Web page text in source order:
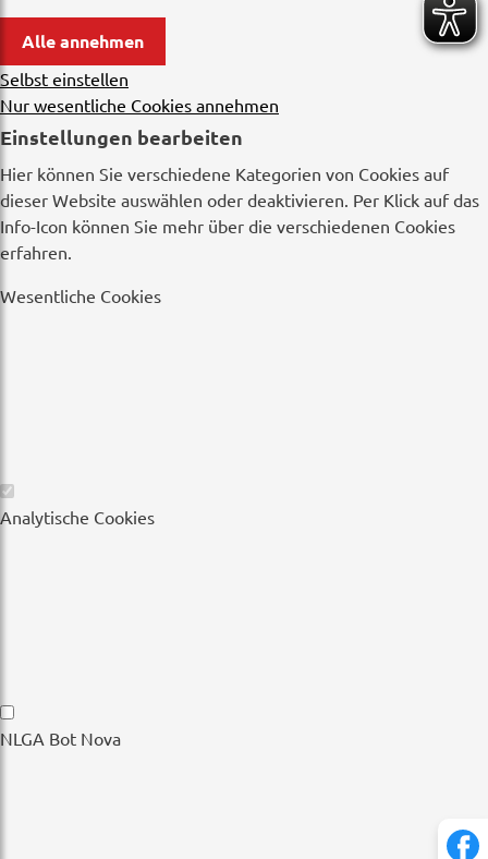
Alle annehmen
Selbst einstellen
Nur wesentliche Cookies annehmen
Einstellungen bearbeiten
Hier können Sie verschiedene Kategorien von Cookies auf
dieser Website auswählen oder deaktivieren. Per Klick auf das
Info-Icon können Sie mehr über die verschiedenen Cookies
erfahren.
Wesentliche Cookies
Wesentliche
Cookies
Analytische Cookies
Analytische
Cookies
NLGA Bot Nova